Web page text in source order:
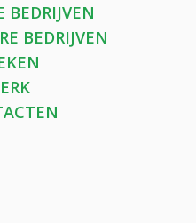
BEDRIJVEN
BEDRIJVEN